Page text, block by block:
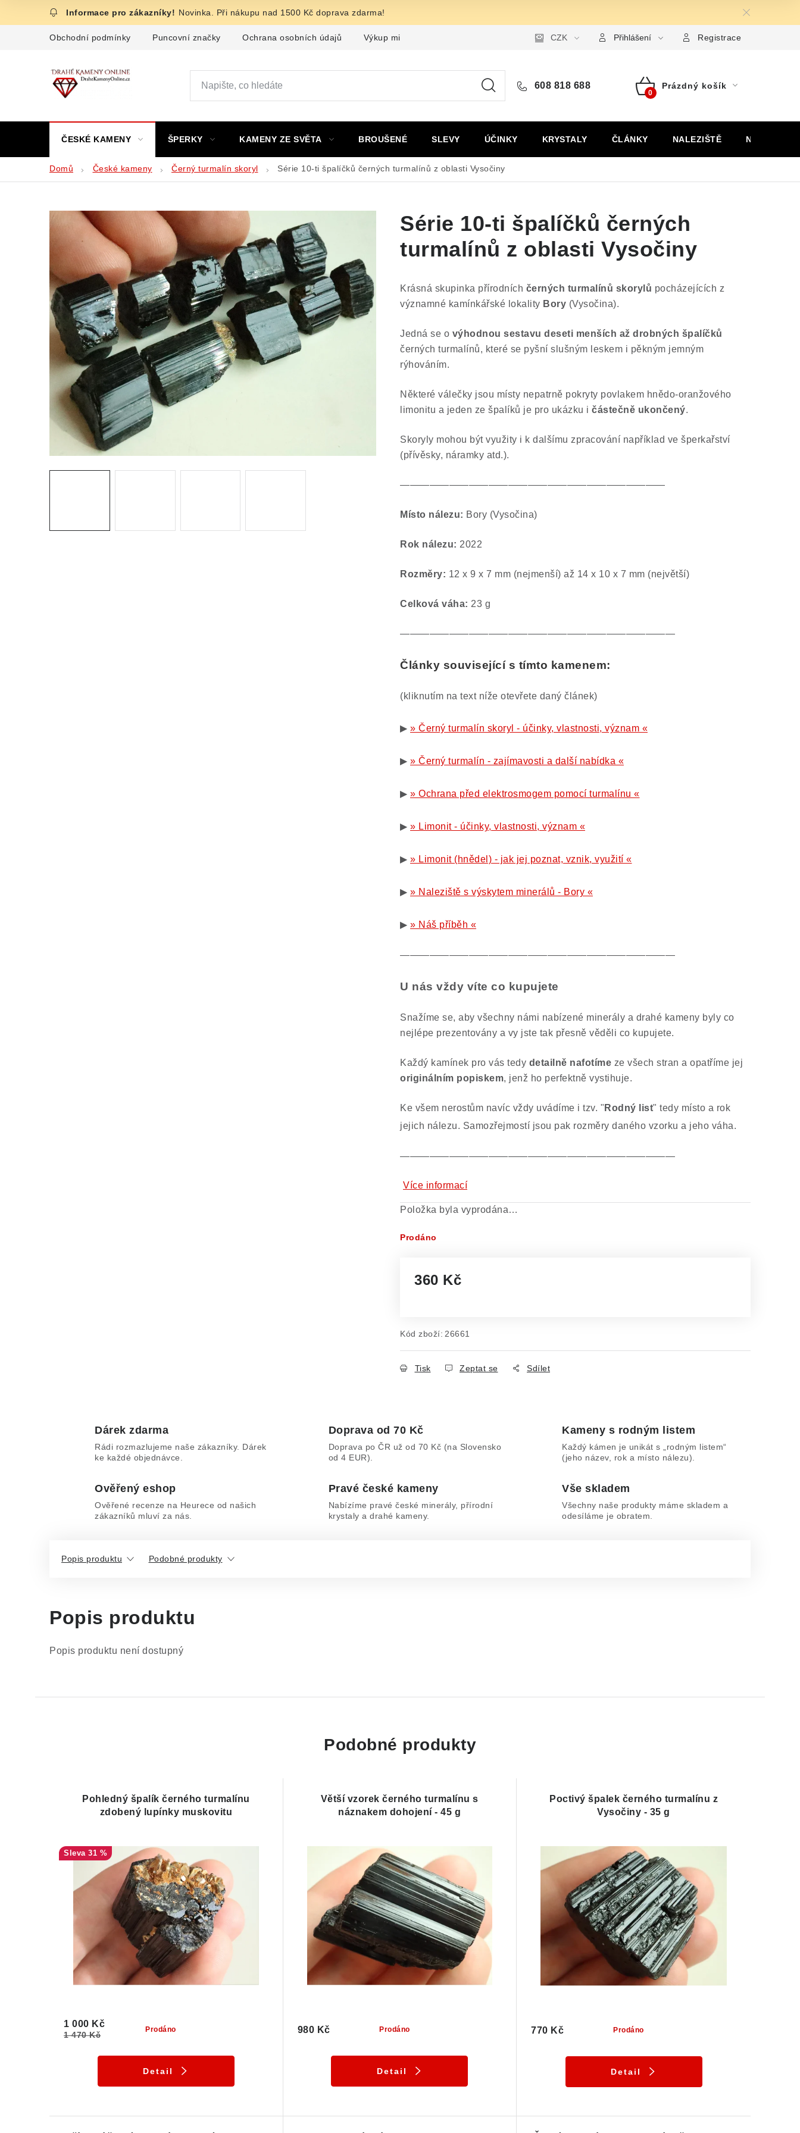
Novinka. Při nákupu nad 1500 Kč doprava zdarma!
Obchodní podmínky Puncovní značky Ochrana osobních údajů Výkup minerálů a drahých kamenů Formulář pro uplatnění reklamace Formulář pro odstoupení
CZK Přihlášení Registrace
608 818 688
Nákupní
Prázdný košík
ČESKÉ KAMENY ŠPERKY KAMENY ZE SVĚTA BROUŠENÉ SLEVY ÚČINKY KRYSTALY ČLÁNKY NALEZIŠTĚ NÁŠ PŘÍBĚH
Domů České kameny Černý turmalín skoryl Série 10-ti špalíčků černých turmalínů z oblasti Vysočiny
Série 10-ti špalíčků černých
turmalínů z oblasti Vysočiny
Krásná skupinka přírodních černých turmalínů skorylů pocházejících z
významné kamínkářské lokality Bory (Vysočina).
Jedná se o výhodnou sestavu deseti menších až drobných špalíčků
černých turmalínů, které se pyšní slušným leskem i pěkným jemným
rýhováním.
Některé válečky jsou místy nepatrně pokryty povlakem hnědo-oranžového
limonitu a jeden ze špalíků je pro ukázku i částečně ukončený.
Skoryly mohou být využity i k dalšímu zpracování například ve šperkařství
(přívěsky, náramky atd.).
———————————————————————————
Místo nálezu: Bory (Vysočina)
Rok nálezu: 2022
Rozměry: 12 x 9 x 7 mm (nejmenší) až 14 x 10 x 7 mm (největší)
Celková váha: 23 g
————————————————————————————
Články související s tímto kamenem:
(kliknutím na text níže otevřete daný článek)
▶ » Černý turmalín skoryl - účinky, vlastnosti, význam «
▶ » Černý turmalín - zajímavosti a další nabídka «
▶ » Ochrana před elektrosmogem pomocí turmalínu «
▶ » Limonit - účinky, vlastnosti, význam «
▶ » Limonit (hnědel) - jak jej poznat, vznik, využití «
▶ » Naleziště s výskytem minerálů - Bory «
▶ » Náš příběh «
————————————————————————————
U nás vždy víte co kupujete
Snažíme se, aby všechny námi nabízené minerály a drahé kameny byly co
nejlépe prezentovány a vy jste tak přesně věděli co kupujete.
Každý kamínek pro vás tedy detailně nafotíme ze všech stran a opatříme jej
originálním popiskem, jenž ho perfektně vystihuje.
Ke všem nerostům navíc vždy uvádíme i tzv. " Rodný list" tedy místo a rok
jejich nálezu. Samozřejmostí jsou pak rozměry daného vzorku a jeho váha.
————————————————————————————
Více informací
Položka byla vyprodána…
Prodáno
360 Kč
Kód zboží: 26661
Tisk Zeptat se Sdílet
Dárek zdarma
Rádi rozmazlujeme naše zákazníky. Dárek
ke každé objednávce.
Doprava od 70 Kč
Doprava po ČR už od 70 Kč (na Slovensko
od 4 EUR).
Kameny s rodným listem
Každý kámen je unikát s „rodným listem“
(jeho název, rok a místo nálezu).
Ověřený eshop
Ověřené recenze na Heurece od našich
zákazníků mluví za nás.
Pravé české kameny
Nabízíme pravé české minerály, přírodní
krystaly a drahé kameny.
Vše skladem
Všechny naše produkty máme skladem a
odesíláme je obratem.
Popis produktu Podobné produkty
Popis produktu
Popis produktu není dostupný
Podobné produkty
Pohledný špalík černého turmalínu
zdobený lupínky muskovitu
31 %
Prodáno
1 000 Kč
1 470 Kč
Detail
Větší vzorek černého turmalínu s
náznakem dohojení - 45 g
Prodáno
980 Kč
Detail
Poctivý špalek černého turmalínu z
Vysočiny - 35 g
Prodáno
770 Kč
Detail